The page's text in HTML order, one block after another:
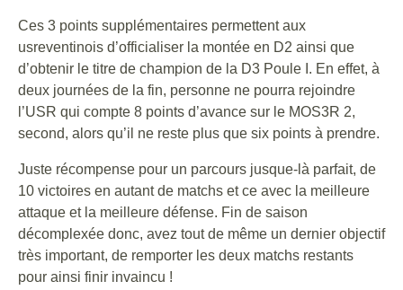
Ces 3 points supplémentaires permettent aux
usreventinois d’officialiser la montée en D2 ainsi que
d’obtenir le titre de champion de la D3 Poule I. En effet, à
deux journées de la fin, personne ne pourra rejoindre
l’USR qui compte 8 points d’avance sur le MOS3R 2,
second, alors qu’il ne reste plus que six points à prendre.
Juste récompense pour un parcours jusque-là parfait, de
10 victoires en autant de matchs et ce avec la meilleure
attaque et la meilleure défense. Fin de saison
décomplexée donc, avez tout de même un dernier objectif
très important, de remporter les deux matchs restants
pour ainsi finir invaincu !